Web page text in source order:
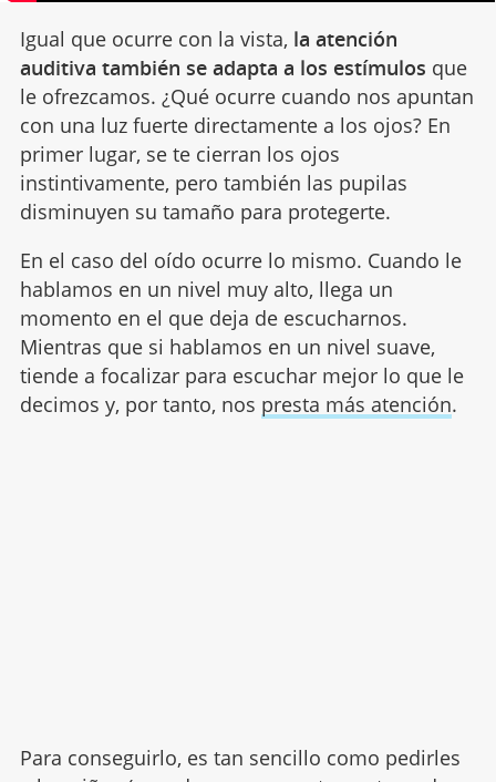
Igual que ocurre con la vista, la atención
auditiva también se adapta a los estímulos que
le ofrezcamos. ¿Qué ocurre cuando nos apuntan
con una luz fuerte directamente a los ojos? En
primer lugar, se te cierran los ojos
instintivamente, pero también las pupilas
disminuyen su tamaño para protegerte.
En el caso del oído ocurre lo mismo. Cuando le
hablamos en un nivel muy alto, llega un
momento en el que deja de escucharnos.
Mientras que si hablamos en un nivel suave,
tiende a focalizar para escuchar mejor lo que le
decimos y, por tanto, nos presta más atención.
Para conseguirlo, es tan sencillo como pedirles